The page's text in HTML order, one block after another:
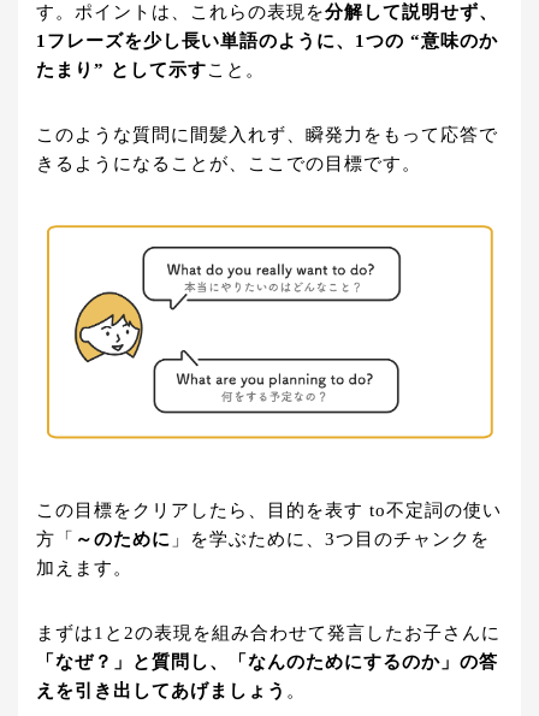
す。ポイントは、これらの表現を分解して説明せず、
1フレーズを少し長い単語のように、1つの “意味のか
たまり” として示すこと。
このような質問に間髪入れず、瞬発力をもって応答で
きるようになることが、ここでの目標です。
この目標をクリアしたら、目的を表す to不定詞の使い
方「 ～のために 」を学ぶために、3つ目のチャンクを
加えます。
まずは1と2の表現を組み合わせて発言したお子さんに
「なぜ？」と質問し、「なんのためにするのか」の答
えを引き出してあげましょう 。